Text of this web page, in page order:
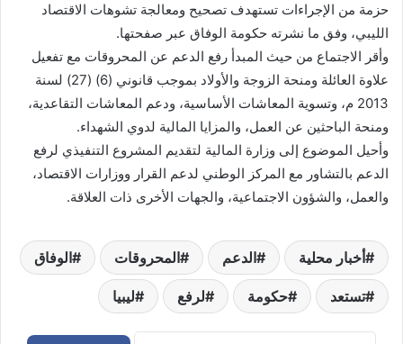
حزمة من الإجراءات تستهدف تصحيح ومعالجة تشوهات الاقتصاد
الليبي، وفق ما نشرته حكومة الوفاق عبر صفحتها.
وأقر الاجتماع من حيث المبدأ رفع الدعم عن المحروقات مع تفعيل
علاوة العائلة ومنحة الزوجة والأولاد بموجب قانوني (6) (27) لسنة
2013 م، وتسوية المعاشات الأساسية، ودعم المعاشات التقاعدية،
ومنحة الباحثين عن العمل، والمزايا المالية لدوي الشهداء.
وأحيل الموضوع إلى وزارة المالية لتقديم المشروع التنفيذي لرفع
الدعم بالتشاور مع المركز الوطني لدعم القرار ووزارات الاقتصاد،
والعمل، والشؤون الاجتماعية، والجهات الأخرى ذات العلاقة.
أخبار محلية الدعم المحروقات الوفاق
تستعد حكومة لرفع ليبيا